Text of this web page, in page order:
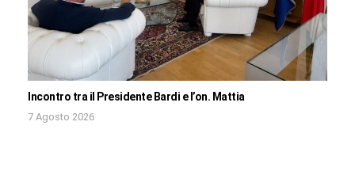
Incontro tra il Presidente Bardi e l’on. Mattia
7 Agosto 2026